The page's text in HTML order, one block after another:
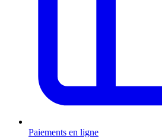
Paiements en ligne